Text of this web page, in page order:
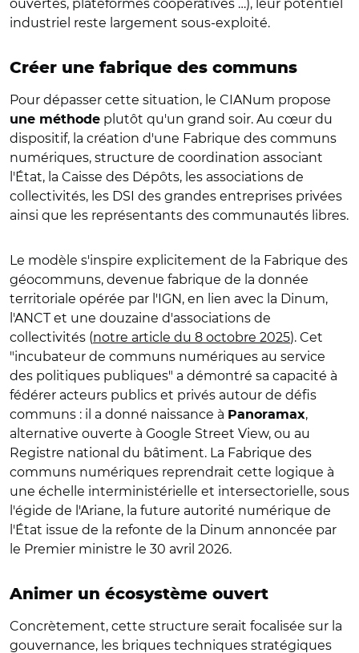
ouvertes, plateformes coopératives …), leur potentiel
industriel reste largement sous-exploité.
Créer une fabrique des communs
Pour dépasser cette situation, le CIANum propose
une méthode plutôt qu'un grand soir. Au cœur du
dispositif, la création d'une Fabrique des communs
numériques, structure de coordination associant
l'État, la Caisse des Dépôts, les associations de
collectivités, les DSI des grandes entreprises privées
ainsi que les représentants des communautés libres.
Le modèle s'inspire explicitement de la Fabrique des
géocommuns, devenue fabrique de la donnée
territoriale opérée par l'IGN, en lien avec la Dinum,
l'ANCT et une douzaine d'associations de
collectivités (notre article du 8 octobre 2025). Cet
"incubateur de communs numériques au service
des politiques publiques" a démontré sa capacité à
fédérer acteurs publics et privés autour de défis
communs : il a donné naissance à Panoramax,
alternative ouverte à Google Street View, ou au
Registre national du bâtiment. La Fabrique des
communs numériques reprendrait cette logique à
une échelle interministérielle et intersectorielle, sous
l'égide de l'Ariane, la future autorité numérique de
l'État issue de la refonte de la Dinum annoncée par
le Premier ministre le 30 avril 2026.
Animer un écosystème ouvert
Concrètement, cette structure serait focalisée sur la
gouvernance, les briques techniques stratégiques